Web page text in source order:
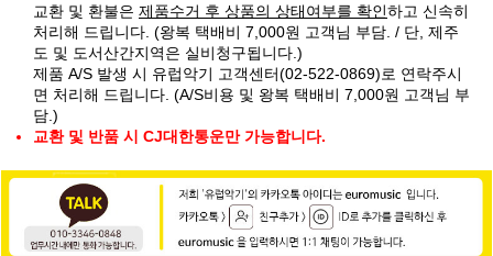
교환 및 환불은 제품수거 후 상품의 상태여부를 확인하고 신속히
처리해 드립니다. (왕복 택배비 7,000원 고객님 부담. / 단, 제주
도 및 도서산간지역은 실비청구됩니다.)
제품 A/S 발생 시 유럽악기 고객센터(02-522-0869)로 연락주시
면 처리해 드립니다. (A/S비용 및 왕복 택배비 7,000원 고객님 부
담.)
교환 및 반품 시 CJ대한통운만 가능합니다.